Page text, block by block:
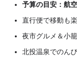
予算の目安：航
直行便で移動も楽
夜市グルメ＆小
北投温泉でのん